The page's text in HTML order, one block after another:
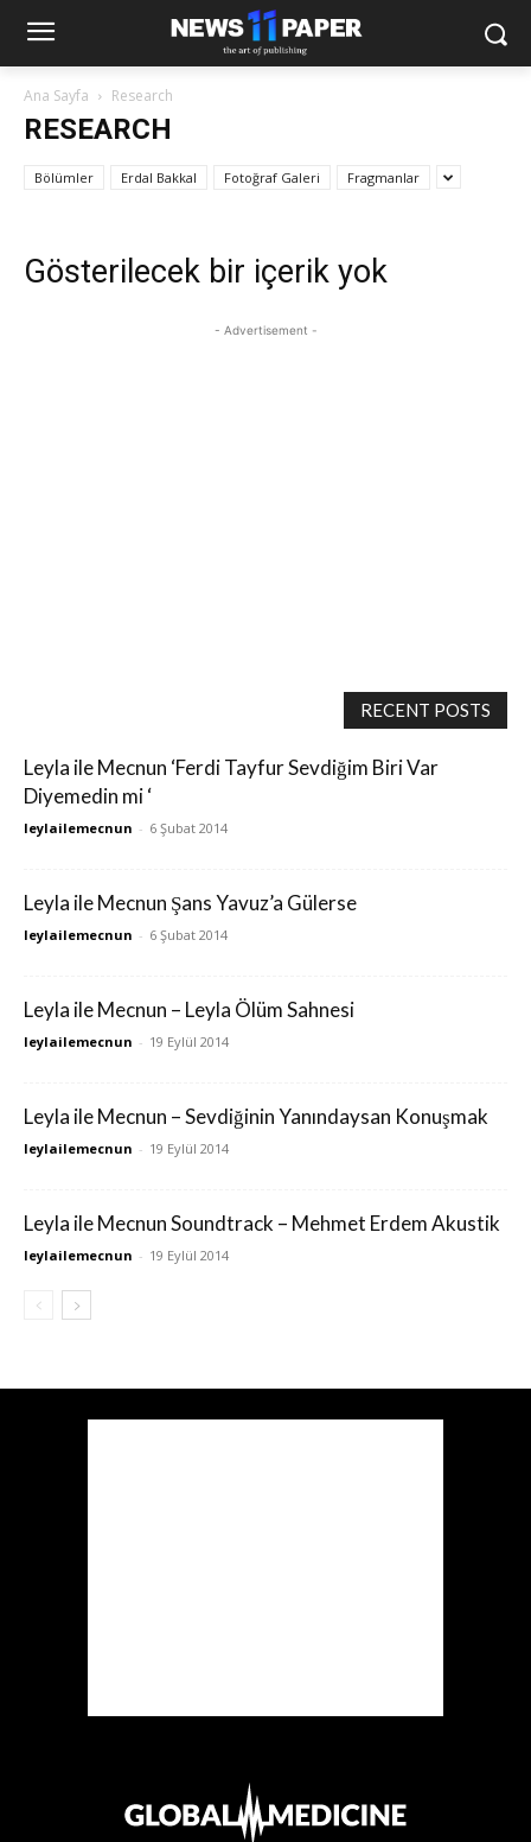
Ana Sayfa Research
RESEARCH
Bölümler Erdal Bakkal Fotoğraf Galeri Fragmanlar
Gösterilecek bir içerik yok
- Advertisement -
RECENT POSTS
Leyla ile Mecnun ‘Ferdi Tayfur Sevdiğim Biri Var
Diyemedin mi ‘
leylailemecnun - 6 Şubat 2014
Leyla ile Mecnun Şans Yavuz’a Gülerse
leylailemecnun - 6 Şubat 2014
Leyla ile Mecnun – Leyla Ölüm Sahnesi
leylailemecnun - 19 Eylül 2014
Leyla ile Mecnun – Sevdiğinin Yanındaysan Konuşmak
leylailemecnun - 19 Eylül 2014
Leyla ile Mecnun Soundtrack – Mehmet Erdem Akustik
leylailemecnun - 19 Eylül 2014